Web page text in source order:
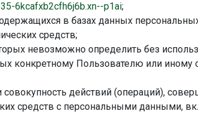
6kcafxb2cfh6j6b.xn--p1ai;
в базах данных
средств;
невозможно определить без
конкретному Пользователю или иному
действий (операций),
средств с персональными данными,